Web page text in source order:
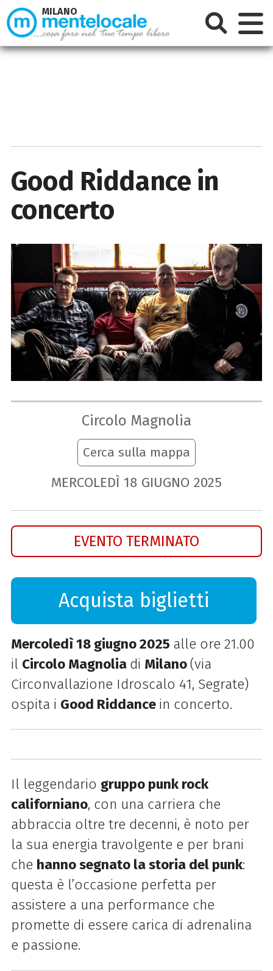
Good Riddance in
concerto
Circolo Magnolia
Cerca sulla mappa
MERCOLEDÌ 18 GIUGNO 2025
EVENTO TERMINATO
Acquista biglietti
Mercoledì 18 giugno 2025 alle ore 21.00
il Circolo Magnolia di Milano(via
Circonvallazione Idroscalo 41, Segrate)
ospita i Good Riddance in concerto.
Il leggendario gruppo punk rock
californiano, con una carriera che
abbraccia oltre tre decenni, è noto per
la sua energia travolgente e per brani
che hanno segnato la storia del punk:
questa è l’occasione perfetta per
assistere a una performance che
promette di essere carica di adrenalina
e passione.
MILANO